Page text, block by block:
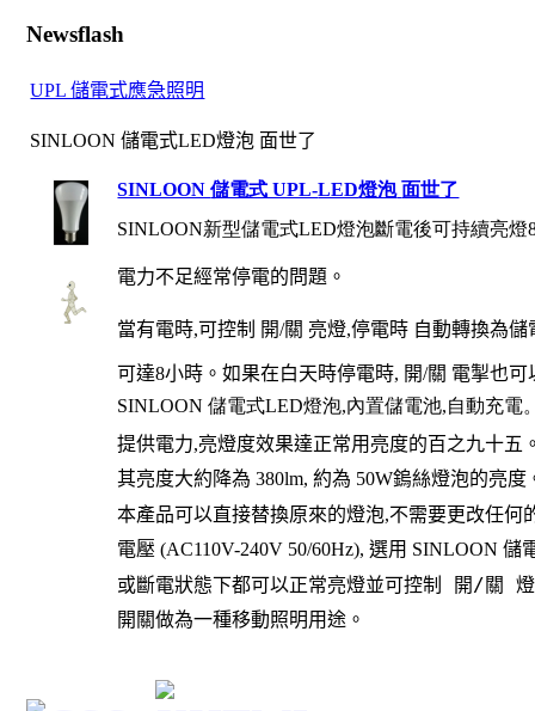
Newsflash
UPL 儲電式應急照明
SINLOON 儲電式LED燈泡 面世了
SINLOON儲電式 UPL-LED燈泡 面世了
SINLOON新型儲電式LED燈泡斷電後可持續亮燈
電力不足經常停電的問題。
當有電時,可控制 開/關 亮燈,停電時 自動轉換為儲
可達8小時。如果在白天時停電時, 開/關 電掣也可
SINLOON儲電式LED燈泡,內置儲電池,自動充電
提供電力,亮燈度效果達正常用亮度的百之九十五
其亮度大約降為 380lm, 約為 50W鎢絲燈泡的亮度
本產品可以直接替換原來的燈泡,不需要更改任何
電壓 (AC110V-240V 50/60Hz), 選用 SINLOON
或斷電狀態下都可以正常亮燈並可控制 開/關
開關做為一種移動照明用途。